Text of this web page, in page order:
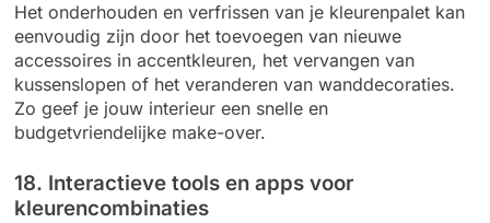
Het onderhouden en verfrissen van je kleurenpalet kan
eenvoudig zijn door het toevoegen van nieuwe
accessoires in accentkleuren, het vervangen van
kussenslopen of het veranderen van wanddecoraties.
Zo geef je jouw interieur een snelle en
budgetvriendelijke make-over.
18. Interactieve tools en apps voor
kleurencombinaties